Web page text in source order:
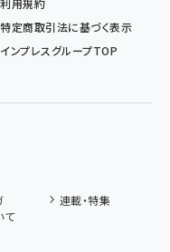
利用規約
特定商取引法に基づく表示
インプレスグループTOP
連載・特集
て